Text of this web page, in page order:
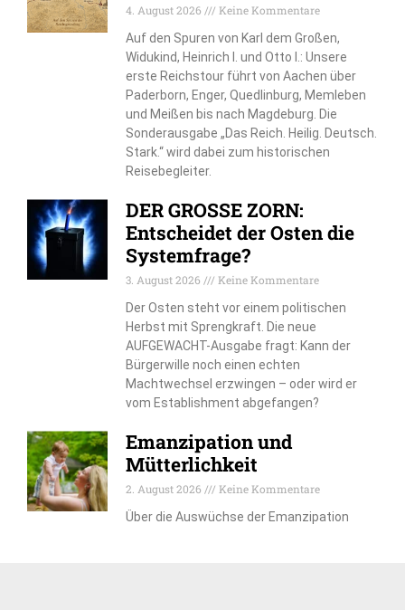
4. August 2026
Keine Kommentare
Auf den Spuren von Karl dem Großen,
Widukind, Heinrich I. und Otto I.: Unsere
erste Reichstour führt von Aachen über
Paderborn, Enger, Quedlinburg, Memleben
und Meißen bis nach Magdeburg. Die
Sonderausgabe „Das Reich. Heilig. Deutsch.
Stark.“ wird dabei zum historischen
Reisebegleiter.
DER GROSSE ZORN:
Entscheidet der Osten die
Systemfrage?
3. August 2026
Keine Kommentare
Der Osten steht vor einem politischen
Herbst mit Sprengkraft. Die neue
AUFGEWACHT-Ausgabe fragt: Kann der
Bürgerwille noch einen echten
Machtwechsel erzwingen – oder wird er
vom Establishment abgefangen?
Emanzipation und
Mütterlichkeit
2. August 2026
Keine Kommentare
Über die Auswüchse der Emanzipation